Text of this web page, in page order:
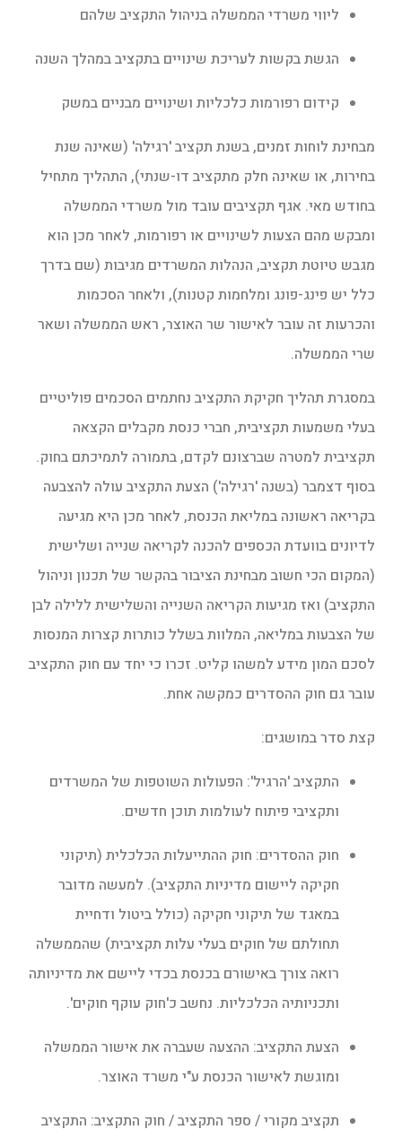
ליווי משרדי הממשלה בניהול התקציב שלהם
הגשת בקשות לעריכת שינויים בתקציב במהלך השנה
קידום רפורמות כלכליות ושינויים מבניים במשק
מבחינת לוחות זמנים, בשנת תקציב 'רגילה' (שאינה שנת
בחירות, או שאינה חלק מתקציב דו-שנתי), התהליך מתחיל
בחודש מאי. אגף תקציבים עובד מול משרדי הממשלה
ומבקש מהם הצעות לשינויים או רפורמות, לאחר מכן הוא
מגבש טיוטת תקציב, הנהלות המשרדים מגיבות (שם בדרך
כלל יש פינג-פונג ומלחמות קטנות), ולאחר הסכמות
והכרעות זה עובר לאישור שר האוצר, ראש הממשלה ושאר
שרי הממשלה.
במסגרת תהליך חקיקת התקציב נחתמים הסכמים פוליטיים
בעלי משמעות תקציבית, חברי כנסת מקבלים הקצאה
תקציבית למטרה שברצונם לקדם, בתמורה לתמיכתם בחוק.
בסוף דצמבר (בשנה 'רגילה') הצעת התקציב עולה להצבעה
בקריאה ראשונה במליאת הכנסת, לאחר מכן היא מגיעה
לדיונים בוועדת הכספים להכנה לקריאה שנייה ושלישית
(המקום הכי חשוב מבחינת הציבור בהקשר של תכנון וניהול
התקציב) ואז מגיעות הקריאה השנייה והשלישית ללילה לבן
של הצבעות במליאה, המלוות בשלל כותרות קצרות המנסות
לסכם המון מידע למשהו קליט. זכרו כי יחד עם חוק התקציב
עובר גם חוק ההסדרים כמקשה אחת.
קצת סדר במושגים:
התקציב 'הרגיל': הפעולות השוטפות של המשרדים
ותקציבי פיתוח לעולמות תוכן חדשים.
חוק ההסדרים: חוק ההתייעלות הכלכלית (תיקוני
חקיקה ליישום מדיניות התקציב). למעשה מדובר
במאגד של תיקוני חקיקה (כולל ביטול ודחיית
תחולתם של חוקים בעלי עלות תקציבית) שהממשלה
רואה צורך באישורם בכנסת בכדי ליישם את מדיניותה
ותכניותיה הכלכליות. נחשב כ'חוק עוקף חוקים'.
הצעת התקציב: ההצעה שעברה את אישור הממשלה
ומוגשת לאישור הכנסת ע"י משרד האוצר.
תקציב מקורי / ספר התקציב / חוק התקציב: התקציב